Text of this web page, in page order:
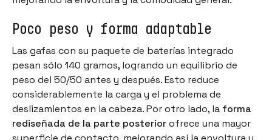
Poco peso y forma adaptable
Las gafas con su paquete de baterías integrado
pesan sólo 140 gramos, logrando un equilibrio de
peso del 50/50 antes y después. Esto reduce
considerablemente la carga y el problema de
deslizamientos en la cabeza. Por otro lado, la forma
rediseñada de la parte posteriorofrece una mayor